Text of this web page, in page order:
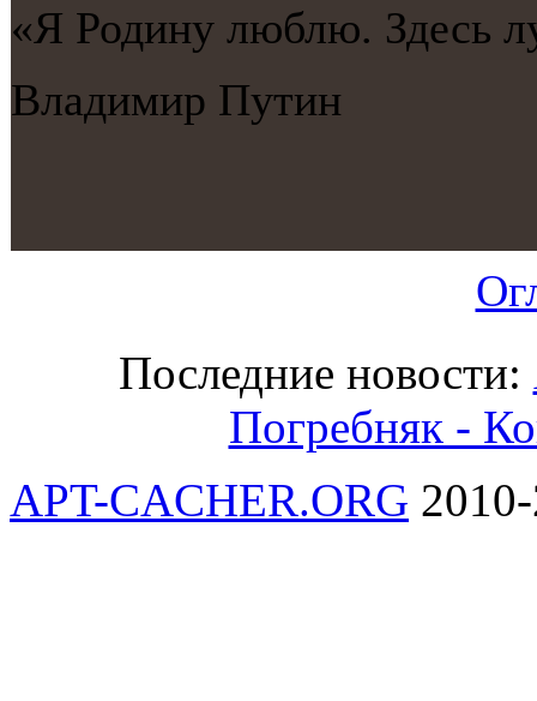
«Я Родину люблю. Здесь
Владимир Путин
Последние новости:
Погребняк -
APT-CACHER.ORG